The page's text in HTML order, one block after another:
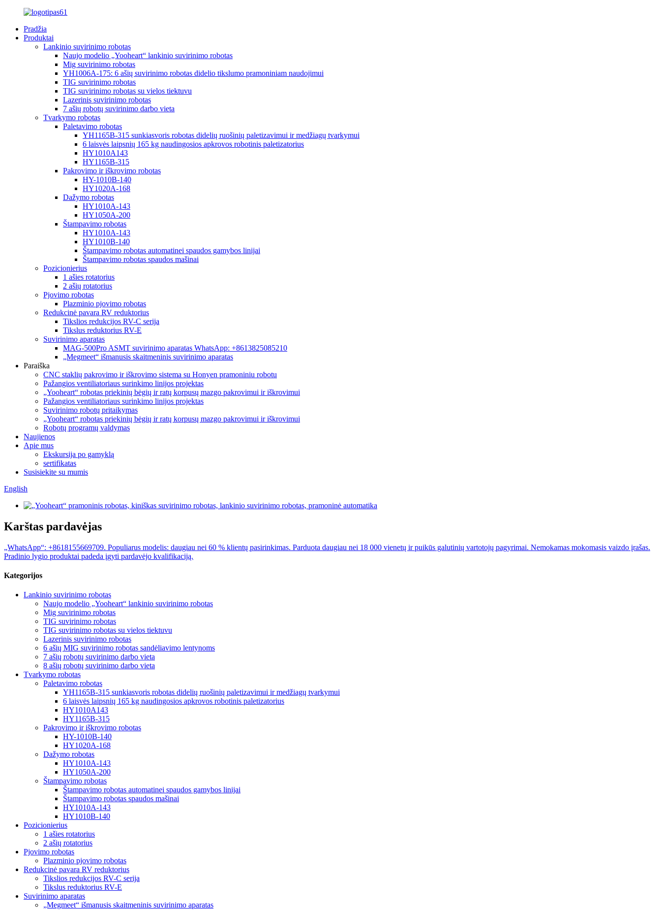
Pradžia
Produktai
Lankinio suvirinimo robotas
Naujo modelio „Yooheart“ lankinio suvirinimo robotas
Mig suvirinimo robotas
YH1006A-175: 6 ašių suvirinimo robotas didelio tikslumo pramoniniam naudojimui
TIG suvirinimo robotas
TIG suvirinimo robotas su vielos tiektuvu
Lazerinis suvirinimo robotas
7 ašių robotų suvirinimo darbo vieta
Tvarkymo robotas
Paletavimo robotas
YH1165B-315 sunkiasvoris robotas didelių ruošinių paletizavimui ir medžiagų tvarkymui
6 laisvės laipsnių 165 kg naudingosios apkrovos robotinis paletizatorius
HY1010A143
HY1165B-315
Pakrovimo ir iškrovimo robotas
HY-1010B-140
HY1020A-168
Dažymo robotas
HY1010A-143
HY1050A-200
Štampavimo robotas
HY1010A-143
HY1010B-140
Štampavimo robotas automatinei spaudos gamybos linijai
Štampavimo robotas spaudos mašinai
Pozicionierius
1 ašies rotatorius
2 ašių rotatorius
Pjovimo robotas
Plazminio pjovimo robotas
Redukcinė pavara RV reduktorius
Tikslios redukcijos RV-C serija
Tikslus reduktorius RV-E
Suvirinimo aparatas
MAG-500Pro ASMT suvirinimo aparatas WhatsApp: +8613825085210
„Megmeet“ išmanusis skaitmeninis suvirinimo aparatas
Paraiška
CNC staklių pakrovimo ir iškrovimo sistema su Honyen pramoniniu robotu
Pažangios ventiliatoriaus surinkimo linijos projektas
„Yooheart“ robotas priekinių bėgių ir ratų korpusų mazgo pakrovimui ir iškrovimui
Pažangios ventiliatoriaus surinkimo linijos projektas
Suvirinimo robotų pritaikymas
„Yooheart“ robotas priekinių bėgių ir ratų korpusų mazgo pakrovimui ir iškrovimui
Robotų programų valdymas
Naujienos
Apie mus
Ekskursija po gamyklą
sertifikatas
Susisiekite su mumis
English
Karštas pardavėjas
„WhatsApp“: +8618155669709. Populiarus modelis: daugiau nei 60 % klientų pasirinkimas. Parduota daugiau nei 18 000 vienetų ir puikūs galutinių vartotojų pagyrimai. Nemokamas mokomasis vaizdo įrašas.
Pradinio lygio produktai padeda įgyti pardavėjo kvalifikaciją.
Kategorijos
Lankinio suvirinimo robotas
Naujo modelio „Yooheart“ lankinio suvirinimo robotas
Mig suvirinimo robotas
TIG suvirinimo robotas
TIG suvirinimo robotas su vielos tiektuvu
Lazerinis suvirinimo robotas
6 ašių MIG suvirinimo robotas sandėliavimo lentynoms
7 ašių robotų suvirinimo darbo vieta
8 ašių robotų suvirinimo darbo vieta
Tvarkymo robotas
Paletavimo robotas
YH1165B-315 sunkiasvoris robotas didelių ruošinių paletizavimui ir medžiagų tvarkymui
6 laisvės laipsnių 165 kg naudingosios apkrovos robotinis paletizatorius
HY1010A143
HY1165B-315
Pakrovimo ir iškrovimo robotas
HY-1010B-140
HY1020A-168
Dažymo robotas
HY1010A-143
HY1050A-200
Štampavimo robotas
Štampavimo robotas automatinei spaudos gamybos linijai
Štampavimo robotas spaudos mašinai
HY1010A-143
HY1010B-140
Pozicionierius
1 ašies rotatorius
2 ašių rotatorius
Pjovimo robotas
Plazminio pjovimo robotas
Redukcinė pavara RV reduktorius
Tikslios redukcijos RV-C serija
Tikslus reduktorius RV-E
Suvirinimo aparatas
„Megmeet“ išmanusis skaitmeninis suvirinimo aparatas